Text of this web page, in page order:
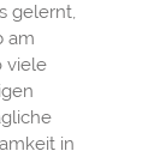
gelernt,
am
viele
in